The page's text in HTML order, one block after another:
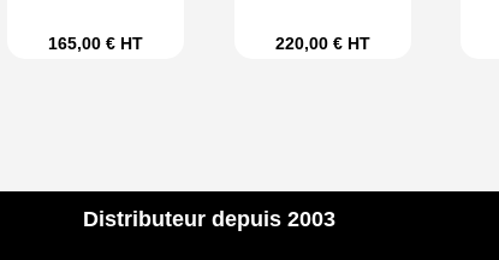
165,00€ HT 220,00 € HT
Distributeur depuis 2003